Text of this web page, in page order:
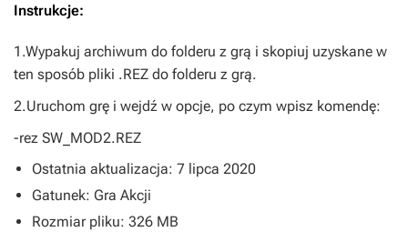
Instrukcje:
1.Wypakuj archiwum do folderu z grą i skopiuj uzyskane w
ten sposób pliki .REZ do folderu z grą.
2.Uruchom grę i wejdź w opcje, po czym wpisz komendę:
-rez SW_MOD2.REZ
Ostatnia aktualizacja: 7 lipca 2020
Gatunek: Gra Akcji
Rozmiar pliku: 326 MB